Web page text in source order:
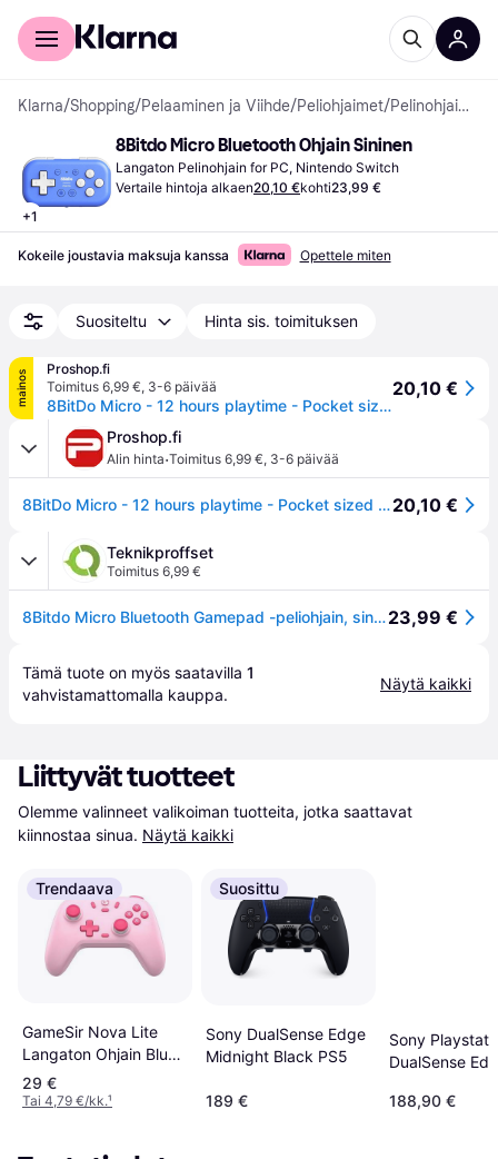
Kuluttajille
Klarna/Shopping/Pelaaminen ja Viihde/Peliohjaimet/ Pelinohjaimet
+1
8Bitdo Micro Bluetooth Ohjain Sininen
Langaton Pelinohjain for PC, Nintendo Switch
Vertaile hintoja alkaen20,10 €kohti23,99 €
Kokeile joustavia maksuja kanssa Opettele miten
Suositeltu Hinta sis. toimituksen
mainos
Proshop.fi
Toimitus 6,99 €, 3-6 päivää
8BitDo Micro - 12 hours playtime - Pocket sized - Wireless Controller - Nintendo Switch
20,10 €
Proshop.fi
Alin hinta·Toimitus 6,99 €, 3-6 päivää
8BitDo Micro - 12 hours playtime - Pocket sized - Wireless Controller - Nintendo Switch20,10 €
Teknikproffset
Toimitus 6,99 €
8Bitdo Micro Bluetooth Gamepad -peliohjain, sininen, Switch / Android / Raspberry Pi23,99 €
Tämä tuote on myös saatavilla 1
vahvistamattomalla kauppa.
Näytä kaikki
Liittyvät tuotteet
Olemme valinneet valikoiman tuotteita, jotka saattavat
kiinnostaa sinua. Näytä kaikki
Trendaava
GameSir Nova Lite
Langaton Ohjain Blush
Pink
29 €
Tai 4,79 €/kk.¹
Suosittu
Sony DualSense Edge
Midnight Black PS5
189 €
Sony
DualSense
White
188,90 €